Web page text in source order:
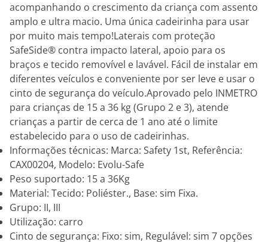
acompanhando o crescimento da criança com assento
amplo e ultra macio. Uma única cadeirinha para usar
por muito mais tempo!Laterais com proteção
SafeSide® contra impacto lateral, apoio para os
braços e tecido removível e lavável. Fácil de instalar em
diferentes veículos e conveniente por ser leve e usar o
cinto de segurança do veículo.Aprovado pelo INMETRO
para crianças de 15 a 36 kg (Grupo 2 e 3), atende
crianças a partir de cerca de 1 ano até o limite
estabelecido para o uso de cadeirinhas.
Informações técnicas: Marca: Safety 1st, Referência:
CAX00204, Modelo: Evolu-Safe
Peso suportado: 15 a 36Kg
Material: Tecido: Poliéster., Base: sim Fixa.
Grupo: II, III
Utilização: carro
Cinto de segurança: Fixo: sim, Regulável: sim 7 opções